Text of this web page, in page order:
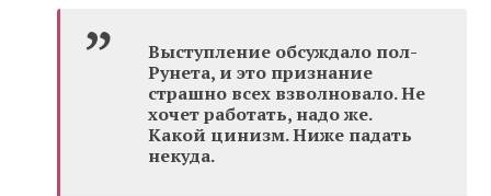
Выступление обсуждало пол-
Рунета, и это признание
страшно всех взволновало. Не
хочет работать, надо же.
Какой цинизм. Ниже падать
некуда.